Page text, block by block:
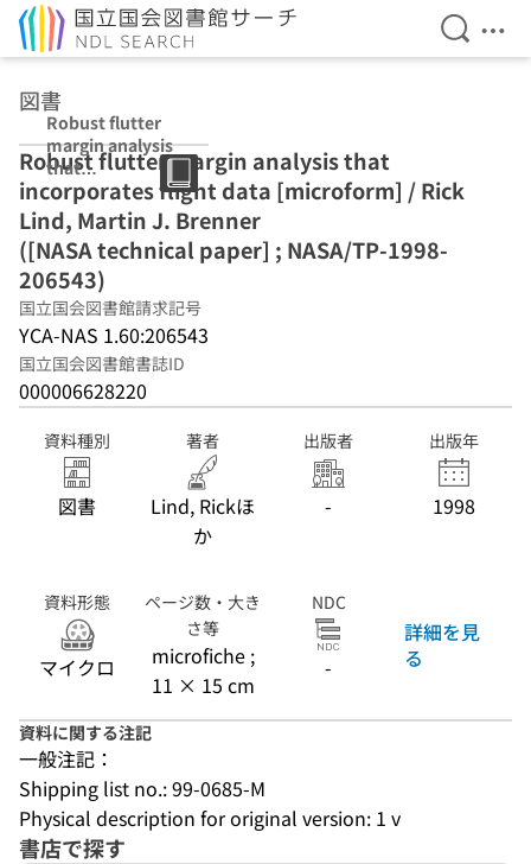
検索を
メ
図書
Robust flutter
margin analysis
that
incorporates
flight data
[microform] /
Rick Lind,
Martin J.
Brenner ([NASA
technical paper]
; NASA/TP-1998-
206543)
Robust flutter margin analysis that
incorporates flight data [microform] / Rick
Lind, Martin J. Brenner
([NASA technical paper] ; NASA/TP-1998-
206543)
国立国会図書館請求記号
YCA-NAS 1.60:206543
国立国会図書館書誌ID
000006628220
資料種別
図書
著者
Lind, Rickほ
か
出版者
-
出版年
1998
資料形態
マイクロ
ページ数・大き
さ等
microfiche ;
11 × 15 cm
NDC
-
詳細を見
る
資料に関する注記
一般注記：
Shipping list no.: 99-0685-M
Physical description for original version: 1 v
書店で探す